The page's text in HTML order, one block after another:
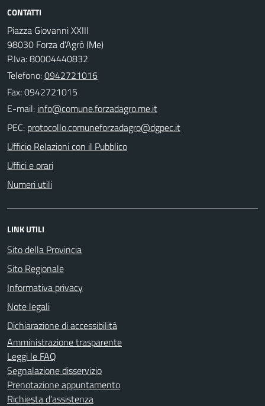
CONTATTI
Piazza Giovanni XXIII
98030 Forza d'Agrò (Me)
P.Iva: 80004440832
Telefono:0942721016
Fax: 0942721015
E-mail:
PEC:
Ufficio Relazioni con il Pubblico
Uffici e orari
Numeri utili
LINK UTILI
Sito della Provincia
Sito Regionale
Informativa privacy
Note legali
Dichiarazione di accessibilità
Amministrazione trasparente
Leggi le FAQ
Segnalazione disservizio
Prenotazione appuntamento
Richiesta d'assistenza